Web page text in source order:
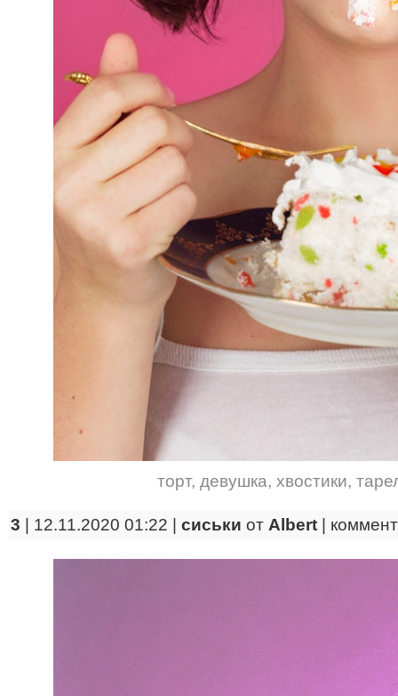
торт, девушка, хвостики,
3 | 12.11.2020 01:22 | сиськи от Albert